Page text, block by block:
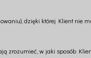
dzięki której Klient nie
zrozumieć, w jaki sposób